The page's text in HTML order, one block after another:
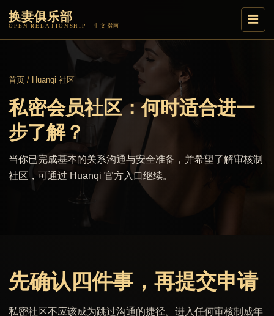
换妻俱乐部
OPEN RELATIONSHIP · 中文指南 ☰
首页 / Huanqi 社区
私密会员社区：何时适合进一
步了解？
当你已完成基本的关系沟通与安全准备，并希望了解审核制
社区，可通过 Huanqi 官方入口继续。
先确认四件事，再提交申请
私密社区不应该成为跳过沟通的捷径。进入任何审核制成年